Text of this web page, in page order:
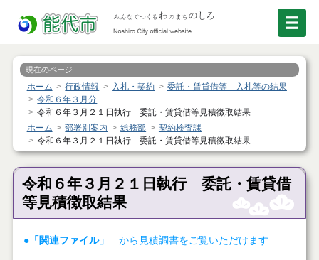
現在のページ
ホーム 行政情報 入札・契約
委託・賃貸借等 入札等の結果
令和６年３月分
令和６年３月２１日執行 委託・賃貸借等見積徴取結果
ホーム
部署別案内 総務部
契約検査課
令和６年３月２１日執行 委託・賃貸借等見積徴取結果
令和６年３月２１日執行 委託・賃貸借
等見積徴取結果
●「関連ファイル」 から見積調書をご覧いただけます